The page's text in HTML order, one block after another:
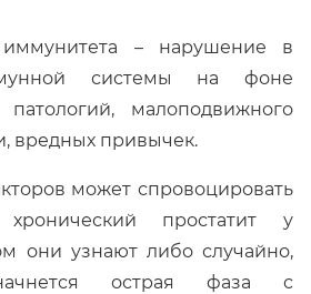
иммунитета – нарушение в
системы на фоне
патологий, малоподвижного
вредных привычек.
может спровоцировать
хронический простатит у
они узнают либо случайно,
острая фаза с